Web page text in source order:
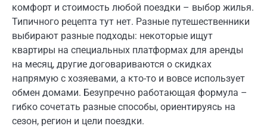
комфорт и стоимость любой поездки – выбор жилья.
Типичного рецепта тут нет. Разные путешественники
выбирают разные подходы: некоторые ищут
квартиры на специальных платформах для аренды
на месяц, другие договариваются о скидках
напрямую с хозяевами, а кто-то и вовсе использует
обмен домами. Безупречно работающая формула –
гибко сочетать разные способы, ориентируясь на
сезон, регион и цели поездки.